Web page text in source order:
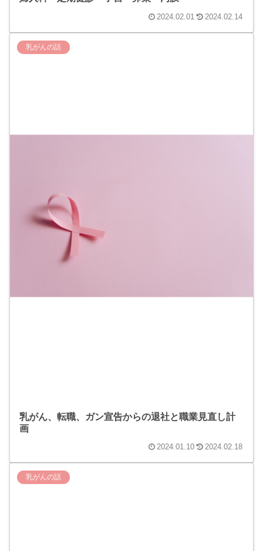
2024.02.01 2024.02.14
乳がんの話
乳がん、転職、ガン宣告からの退社と職業見直し計
画
2024.01.10 2024.02.18
乳がんの話